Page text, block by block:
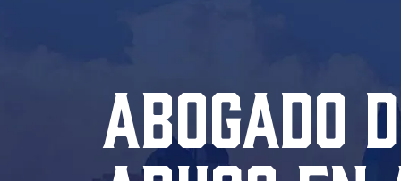
ABOGADO